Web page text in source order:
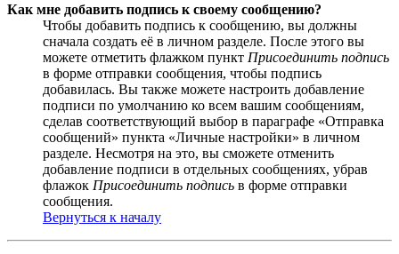
Как мне добавить подпись к своему сообщению?
Чтобы добавить подпись к сообщению, вы должны
сначала создать её в личном разделе. После этого вы
можете отметить флажком пункт Присоединить подпись
в форме отправки сообщения, чтобы подпись
добавилась. Вы также можете настроить добавление
подписи по умолчанию ко всем вашим сообщениям,
сделав соответствующий выбор в параграфе «Отправка
сообщений» пункта «Личные настройки» в личном
разделе. Несмотря на это, вы сможете отменить
добавление подписи в отдельных сообщениях, убрав
флажок Присоединить подпись в форме отправки
сообщения.
Вернуться к началу